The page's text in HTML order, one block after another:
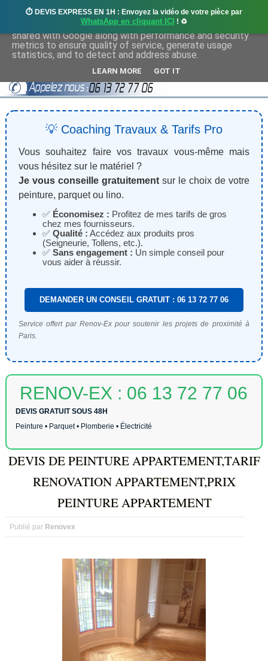
⏱️ DEVIS EXPRESS EN 1H : Envoyez la vidéo de votre pièce par
WhatsApp en cliquant ICI ! ♻️
💡 Coaching Travaux & Tarifs Pro
Vous souhaitez faire vos travaux vous-même mais
vous hésitez sur le matériel ?
Je vous conseille gratuitementsur le choix de votre
peinture, parquet ou lino.
✅ Économisez : Profitez de mes tarifs de gros
chez mes fournisseurs.
✅ Qualité : Accédez aux produits pros
(Seigneurie, Tollens, etc.).
✅ Sans engagement : Un simple conseil pour
vous aider à réussir.
DEMANDER UN CONSEIL GRATUIT : 06 13 72 77 06
Service offert par Renov-Ex pour soutenir les projets de proximité à
Paris.
RENOV-EX : 06 13 72 77 06
DEVIS GRATUIT SOUS 48H
Peinture • Parquet • Plomberie • Électricité
DEVIS DE PEINTURE APPARTEMENT,TARIF
RENOVATION APPARTEMENT,PRIX
PEINTURE APPARTEMENT
Publié par Renovex
This site uses cookies from Google to deliver its services
and to analyze traffic. Your IP address and user-agent are
shared with Google along with performance and security
metrics to ensure quality of service, generate usage
statistics, and to detect and address abuse.
LEARN MORE GOT IT